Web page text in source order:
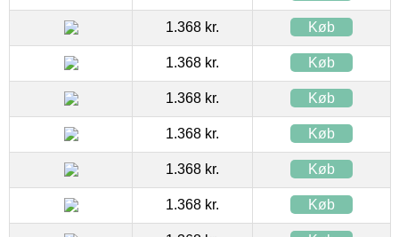
1.368 kr. Køb
1.368 kr. Køb
1.368 kr. Køb
1.368 kr. Køb
1.368 kr. Køb
1.368 kr. Køb